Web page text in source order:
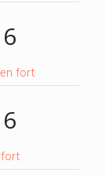
fort
fort